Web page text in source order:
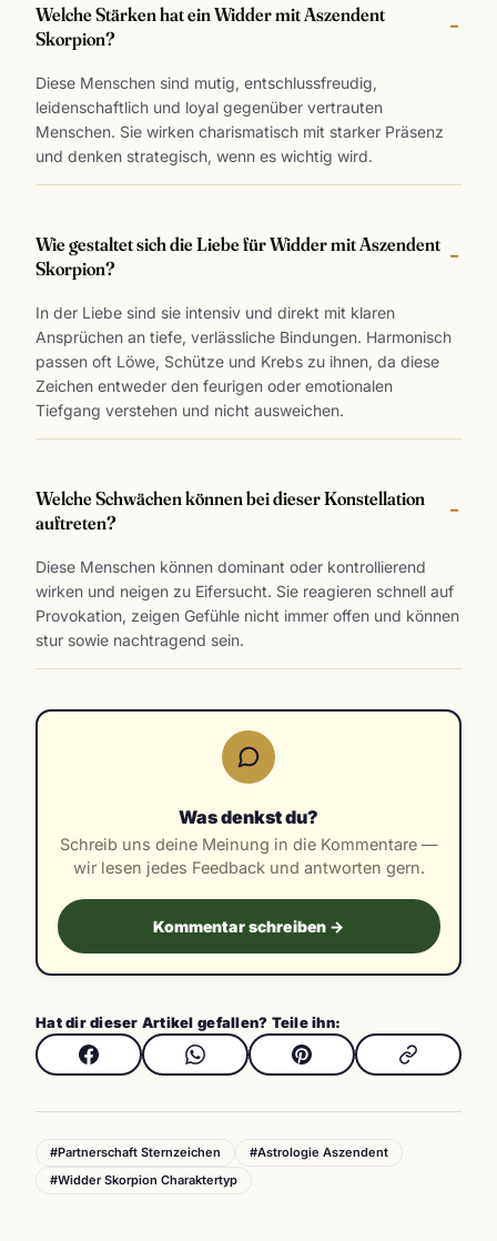
Welche Stärken hat ein Widder mit Aszendent
Skorpion?
Diese Menschen sind mutig, entschlussfreudig,
leidenschaftlich und loyal gegenüber vertrauten
Menschen. Sie wirken charismatisch mit starker Präsenz
und denken strategisch, wenn es wichtig wird.
Wie gestaltet sich die Liebe für Widder mit Aszendent
Skorpion?
In der Liebe sind sie intensiv und direkt mit klaren
Ansprüchen an tiefe, verlässliche Bindungen. Harmonisch
passen oft Löwe, Schütze und Krebs zu ihnen, da diese
Zeichen entweder den feurigen oder emotionalen
Tiefgang verstehen und nicht ausweichen.
Welche Schwächen können bei dieser Konstellation
auftreten?
Diese Menschen können dominant oder kontrollierend
wirken und neigen zu Eifersucht. Sie reagieren schnell auf
Provokation, zeigen Gefühle nicht immer offen und können
stur sowie nachtragend sein.
Was denkst du?
Schreib uns deine Meinung in die Kommentare —
wir lesen jedes Feedback und antworten gern.
Kommentar schreiben →
Hat dir dieser Artikel gefallen? Teile ihn:
#Partnerschaft Sternzeichen
#Astrologie Aszendent
#Widder Skorpion Charaktertyp